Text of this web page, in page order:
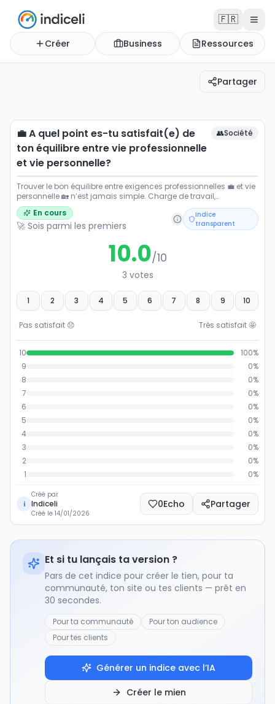
🇫🇷
Créer Business Ressources
Partager
💼 A quel point es-tu satisfait(e) de ton équilibre
Trouver le bon équilibre entre exigences
💼 A quel point es-tu satisfait(e) de
ton équilibre entre vie professionnelle
et vie personnelle?
👥Société
Trouver le bon équilibre entre exigences professionnelles 💼 et vie
personnelle 🏡 n’est jamais simple. Charge de travail,
disponibilité mentale, temps pour soi, proches, repos… tout
s’entremêle. Sur une échelle de 1 à 10, où te situes-tu vraiment
aujourd’hui ? Un score bas peut révéler une fatigue, un score
mesurer ton propre équilibre ⚖️✨
En cours
🚀 Sois parmi les premiers
Indice
transparent
10.0/10
3 votes
1 2 3 4 5 6 7 8 9 10
Pas satisfait 😞 Très satisfait🤩
10 100%
9
0%
8
0%
7
0%
6
0%
5
0%
4
0%
3
0%
2
0%
1
0%
i
Créé par
Indiceli
Créé le 14/01/2026
0Echo Partager
Et si tu lançais ta version ?
Pars de cet indice pour créer le tien, pour ta
communauté, ton site ou tes clients — prêt en
30 secondes.
Pour ta communauté
Pour ton audience
Pour tes clients
Générer un indice avec l’IA
Créer le mien